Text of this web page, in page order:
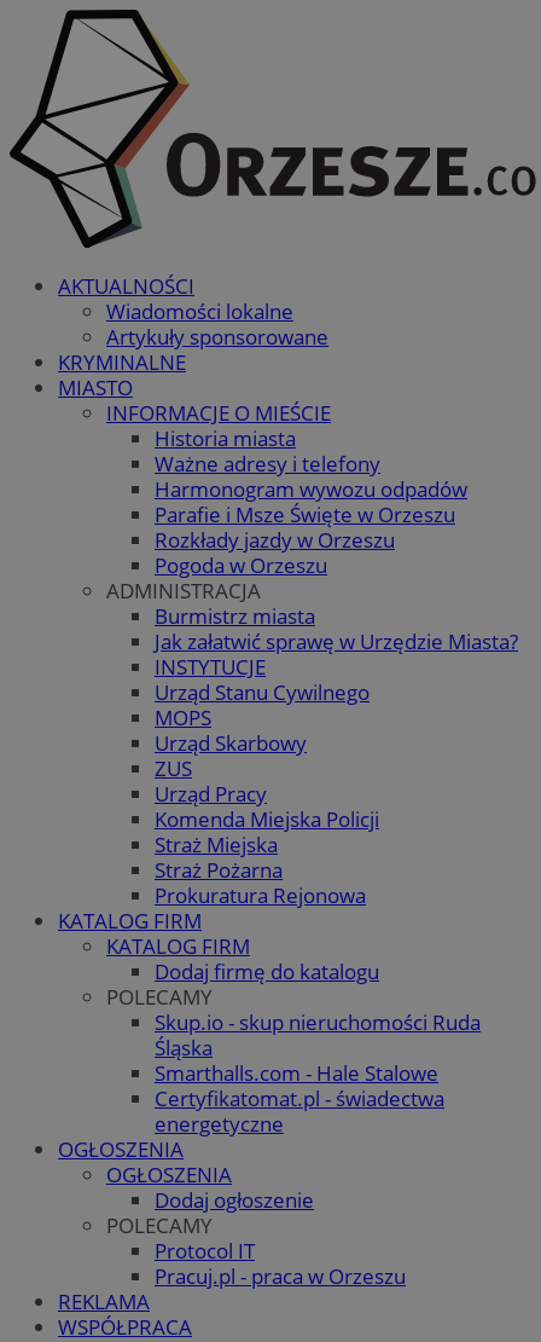
AKTUALNOŚCI
Wiadomości lokalne
Artykuły sponsorowane
KRYMINALNE
MIASTO
INFORMACJE O MIEŚCIE
Historia miasta
Ważne adresy i telefony
Harmonogram wywozu odpadów
Parafie i Msze Święte w Orzeszu
Rozkłady jazdy w Orzeszu
Pogoda w Orzeszu
ADMINISTRACJA
Burmistrz miasta
Jak załatwić sprawę w Urzędzie Miasta?
INSTYTUCJE
Urząd Stanu Cywilnego
MOPS
Urząd Skarbowy
ZUS
Urząd Pracy
Komenda Miejska Policji
Straż Miejska
Straż Pożarna
Prokuratura Rejonowa
KATALOG FIRM
KATALOG FIRM
Dodaj firmę do katalogu
POLECAMY
Skup.io - skup nieruchomości Ruda
Śląska
Smarthalls.com - Hale Stalowe
Certyfikatomat.pl - świadectwa
energetyczne
OGŁOSZENIA
OGŁOSZENIA
Dodaj ogłoszenie
POLECAMY
Protocol IT
Pracuj.pl - praca w Orzeszu
REKLAMA
WSPÓŁPRACA